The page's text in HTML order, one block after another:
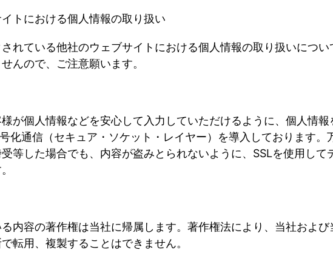
トにおける個人情報の取り扱い
れている他社のウェブサイトにおける個人情報の取り扱いについ
んので、ご注意願います。
が個人情報などを安心して入力していただけるように、個人情報
化通信（セキュア・ソケット・レイヤー）を導入しております。
等した場合でも、内容が盗みとられないように、 SSLを使用して
内容の著作権は当社に帰属します。著作権法により、当社および
転用、複製することはできません。